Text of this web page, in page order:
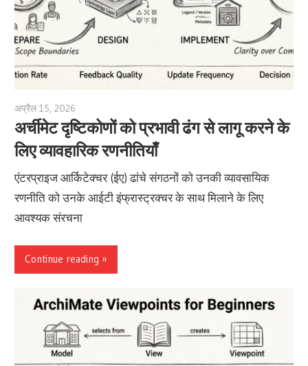
अप्रैल 15, 2026
अर्चीमेट दृष्टिकोणों को प्रभावी ढंग से लागू करने के
लिए व्यावहारिक रणनीतियाँ
एंटरप्राइज आर्किटेक्चर (ईए) ढांचे संगठनों को उनकी व्यावसायिक
रणनीति को उनके आईटी इंफ्रास्ट्रक्चर के साथ मिलाने के लिए
आवश्यक संरचना
Continue reading